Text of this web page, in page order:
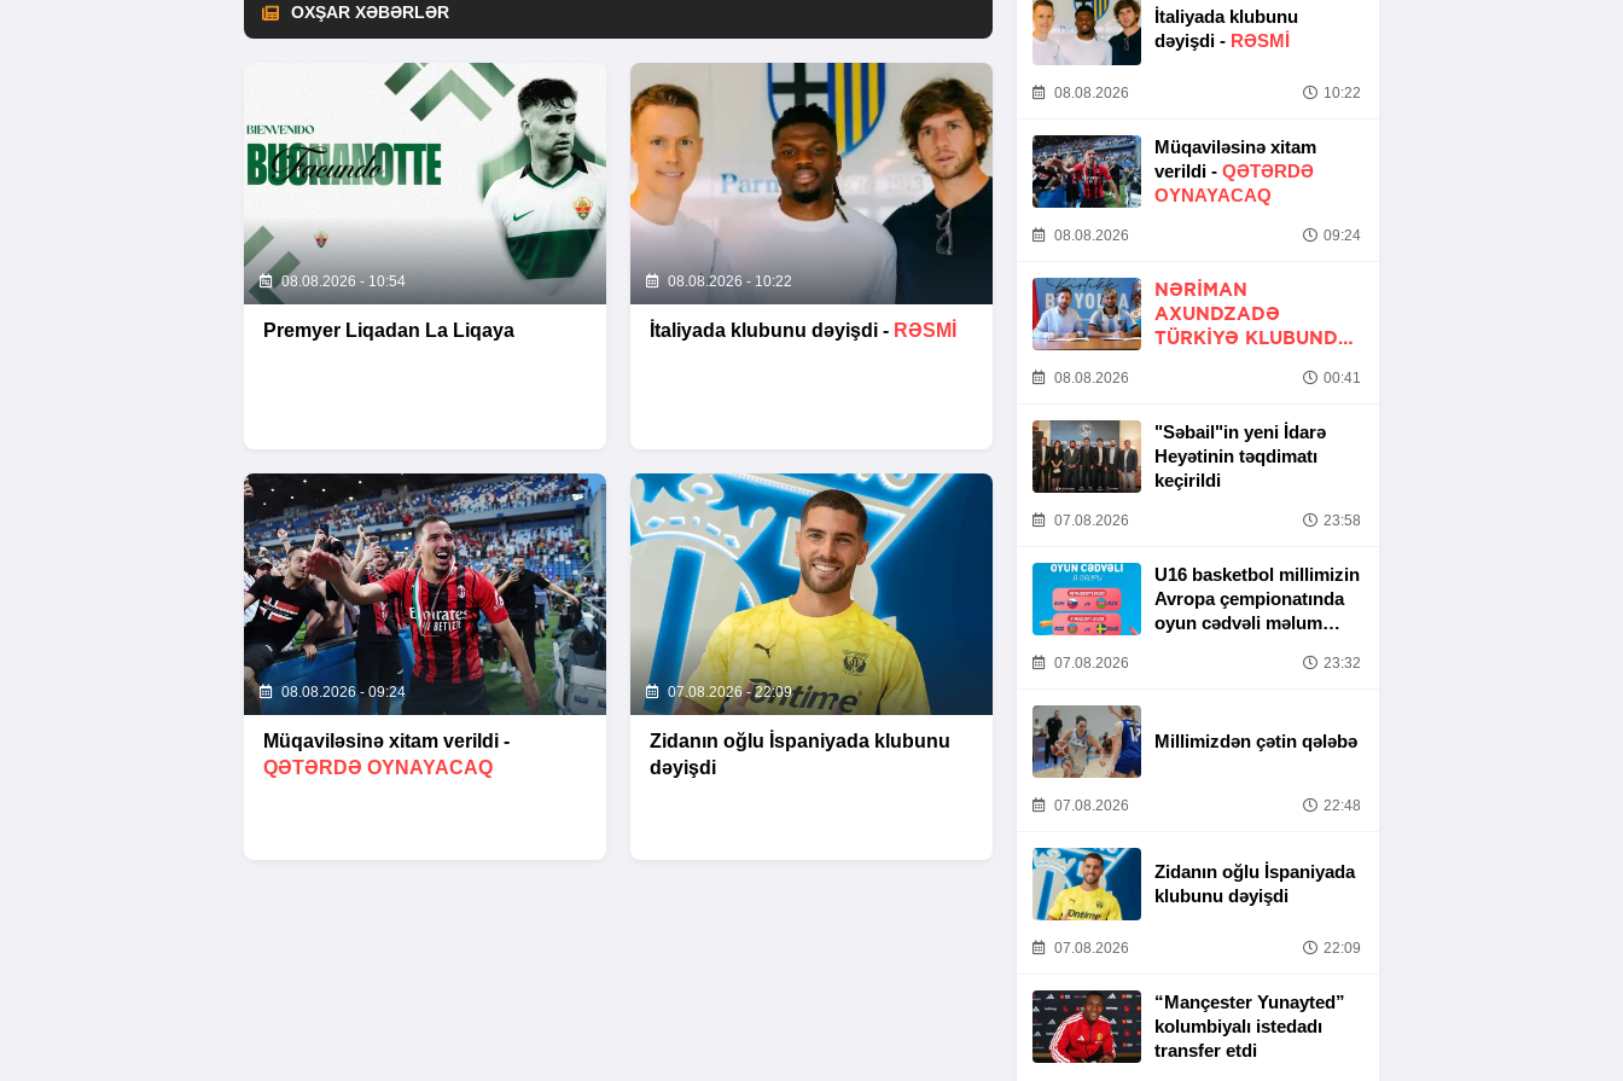
OXŞAR XƏBƏRLƏR
08.08.2026 - 10:54
Premyer Liqadan La Liqaya
08.08.2026 - 10:22
İtaliyada klubunu dəyişdi - RƏSMİ
08.08.2026 - 09:24
Müqaviləsinə xitam verildi -
QƏTƏRDƏ OYNAYACAQ
07.08.2026 - 22:09
Zidanın oğlu İspaniyada klubunu
dəyişdi
İtaliyada klubunu
dəyişdi - RƏSMİ
08.08.2026 10:22
Müqaviləsinə xitam
verildi - QƏTƏRDƏ
OYNAYACAQ
08.08.2026 09:24
NƏRIMAN
AXUNDZADƏ
TÜRKIYƏ KLUBUNDA
08.08.2026 00:41
"Səbail"in yeni İdarə
Heyətinin təqdimatı
keçirildi
07.08.2026 23:58
U16 basketbol millimizin
Avropa çempionatında
oyun cədvəli məlum
07.08.2026 23:32
Millimizdən çətin qələbə
07.08.2026 22:48
Zidanın oğlu İspaniyada
klubunu dəyişdi
07.08.2026 22:09
“Mançester Yunayted”
kolumbiyalı istedadı
transfer etdi